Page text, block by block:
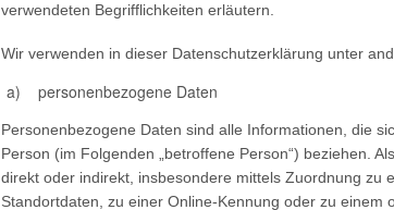
verwendeten Begrifflichkeiten erläutern.
Wir verwenden in dieser Datenschutzerklärung unter
a) personenbezogene Daten
Personenbezogene Daten sind alle Informationen, die
Person (im Folgenden „betroffene Person“) beziehen.
direkt oder indirekt, insbesondere mittels Zuordnung zu
Standortdaten, zu einer Online-Kennung oder zu